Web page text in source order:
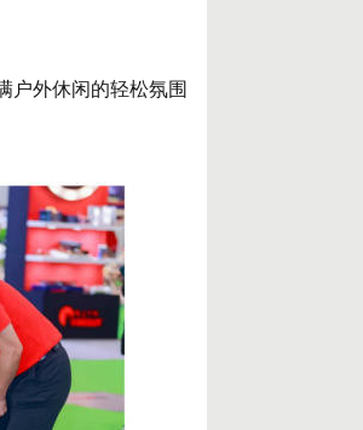
户外休闲的轻松氛围